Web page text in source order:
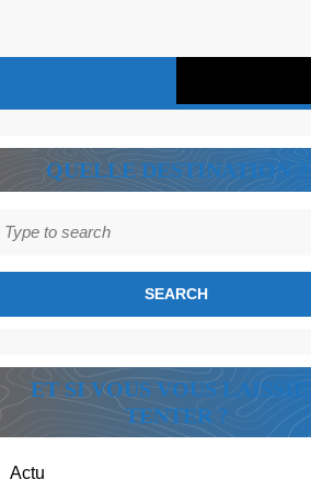
QUELLE DESTINATION ?
for:
ET SI VOUS VOUS LAISSIEZ
TENTER ?
Actu